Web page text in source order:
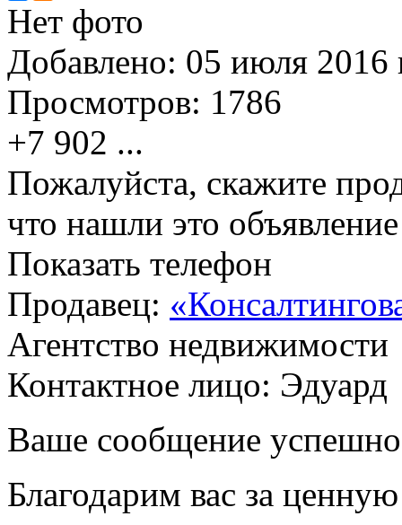
Нет фото
Добавлено: 05 июля 2016
Просмотров: 1786
+7 902 ...
Пожалуйста, скажите
что нашли это
Показать телефон
Продавец:
Агентство недвижимости
Контактное лицо: Эдуард
Ваше сообщение успешно
Благодарим вас за